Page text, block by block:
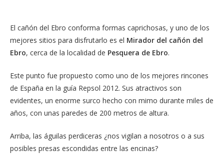
El cañón del Ebro conforma formas caprichosas, y uno de los
mejores sitios para disfrutarlo es el Mirador del cañón del
Ebro, cerca de la localidad de Pesquera de Ebro.
Este punto fue propuesto como uno de los mejores rincones
de España en la guía Repsol 2012. Sus atractivos son
evidentes, un enorme surco hecho con mimo durante miles de
años, con unas paredes de 200 metros de altura.
Arriba, las águilas perdiceras ¿nos vigilan a nosotros o a sus
posibles presas escondidas entre las encinas?